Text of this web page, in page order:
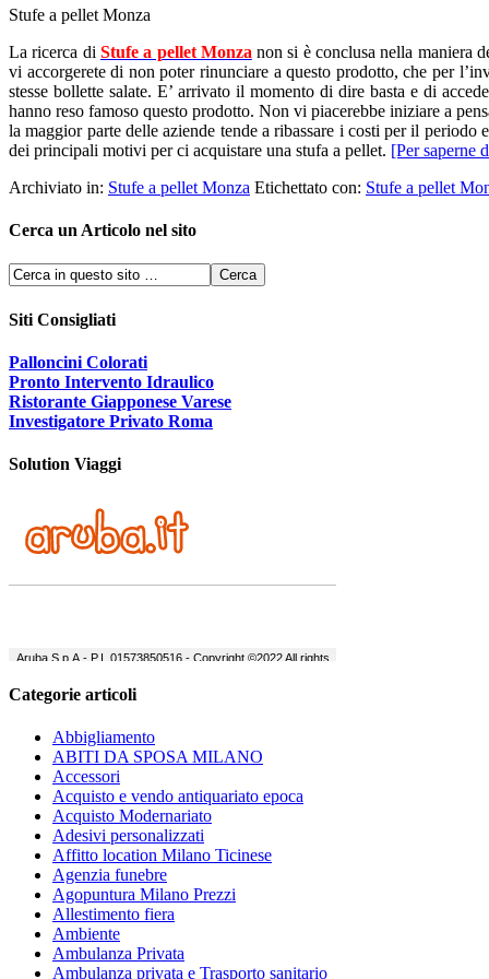
Stufe a pellet Monza
La ricerca di Stufe a pellet Monza non si è conclusa nella maniera
vi accorgerete di non poter rinunciare a questo prodotto, che per
stesse bollette salate. E’ arrivato il momento di dire basta e di
hanno reso famoso questo prodotto. Non vi piacerebbe iniziare a
la maggior parte delle aziende tende a ribassare i costi per il
dei principali motivi per ci acquistare una stufa a pellet. [Per
Archiviato in: Stufe a pellet Monza Etichettato con: Stufe a pellet
Cerca un Articolo nel sito
Siti Consigliati
Palloncini Colorati
Pronto Intervento Idraulico
Ristorante Giapponese Varese
Investigatore Privato Roma
Solution Viaggi
Categorie articoli
Abbigliamento
ABITI DA SPOSA MILANO
Accessori
Acquisto e vendo antiquariato epoca
Acquisto Modernariato
Adesivi personalizzati
Affitto location Milano Ticinese
Agenzia funebre
Agopuntura Milano Prezzi
Allestimento fiera
Ambiente
Ambulanza Privata
Ambulanza privata e Trasporto sanitario